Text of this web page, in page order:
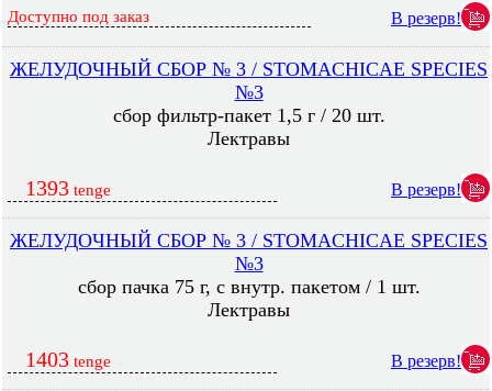
Доступно под заказ В резерв!
ЖЕЛУДОЧНЫЙ СБОР № 3 / STOMACHICAE SPECIES
№3
сбор фильтр-пакет 1,5 г / 20 шт.
Лектравы
1393 tenge В резерв!
ЖЕЛУДОЧНЫЙ СБОР № 3 / STOMACHICAE SPECIES
№3
сбор пачка 75 г, с внутр. пакетом / 1 шт.
Лектравы
1403 tenge В резерв!